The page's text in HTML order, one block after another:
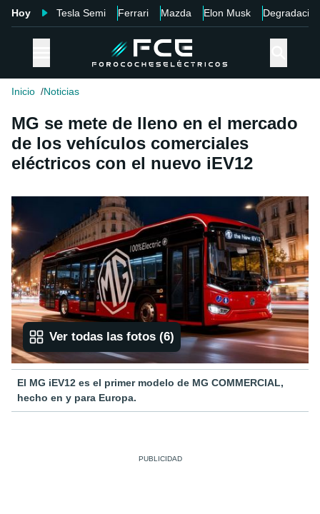
Hoy Tesla Semi Ferrari Mazda Elon Musk Degradación
Inicio Noticias
MG se mete de lleno en el mercado
de los vehículos comerciales
eléctricos con el nuevo iEV12
Ver todas las fotos (6)
El MG iEV12 es el primer modelo de MG COMMERCIAL,
hecho en y para Europa.